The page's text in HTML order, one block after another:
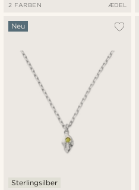
2 FARBEN ÆDEL
Neu
Sterlingsilber